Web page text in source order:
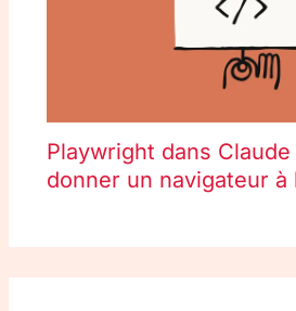
Playwright dans Claude
donner un navigateur à